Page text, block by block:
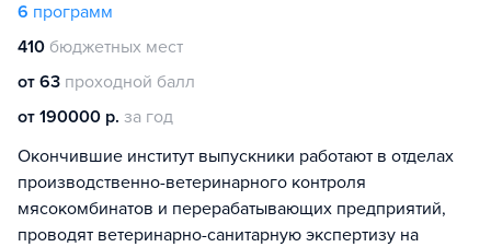
6 программ
410 бюджетных мест
от 63 проходной балл
от 190000 р. за год
Окончившие институт выпускники работают в отделах
производственно-ветеринарного контроля
мясокомбинатов и перерабатывающих предприятий,
проводят ветеринарно-санитарную экспертизу на